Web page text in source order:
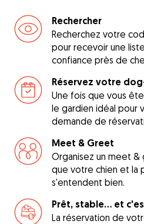
Rechercher
Recherchez votre
pour recevoir une
confiance près de
Réservez votre
Une fois que vous
le gardien idéal pour
demande de
Meet & Greet
Organisez un meet &
que votre chien et la
s'entendent bien.
Prêt, stable... et
La réservation de